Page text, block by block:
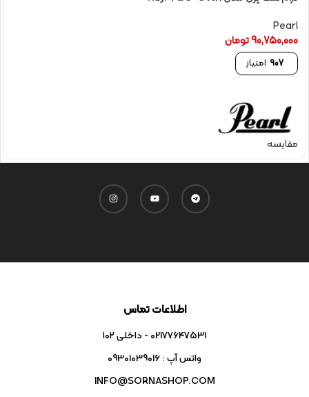
Pearl
90,750,000تومان
907 امتیاز
مقایسه
اطلاعات تماس
02177647531 - داخلی ۱۰۲
واتس آپ : 09301039016
INFO@SORNASHOP.COM